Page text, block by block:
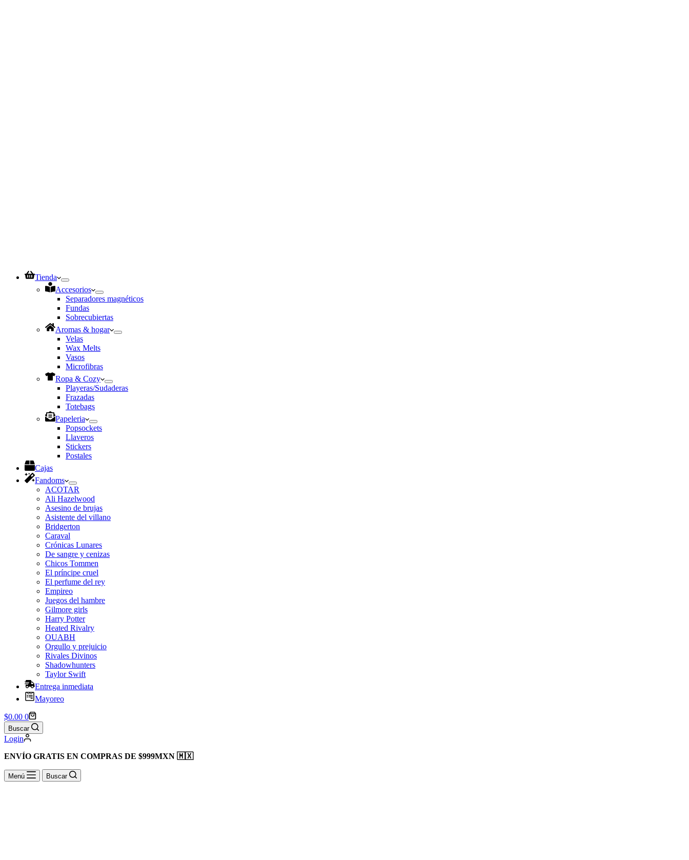
Tienda
Accesorios
Separadores magnéticos
Fundas
Sobrecubiertas
Aromas & hogar
Velas
Wax Melts
Vasos
Microfibras
Ropa & Cozy
Playeras/Sudaderas
Frazadas
Totebags
Papeleria
Popsockets
Llaveros
Stickers
Postales
Cajas
Fandoms
ACOTAR
Ali Hazelwood
Asesino de brujas
Asistente del villano
Bridgerton
Caraval
Crónicas Lunares
De sangre y cenizas
Chicos Tommen
El príncipe cruel
El perfume del rey
Empireo
Juegos del hambre
Gilmore girls
Harry Potter
Heated Rivalry
OUABH
Orgullo y prejuicio
Rivales Divinos
Shadowhunters
Taylor Swift
Entrega inmediata
Mayoreo
Shopping
cart
$0.00 0
Buscar
Login
ENVÍO GRATIS EN COMPRAS DE $999MXN 🇲🇽
Menú Buscar